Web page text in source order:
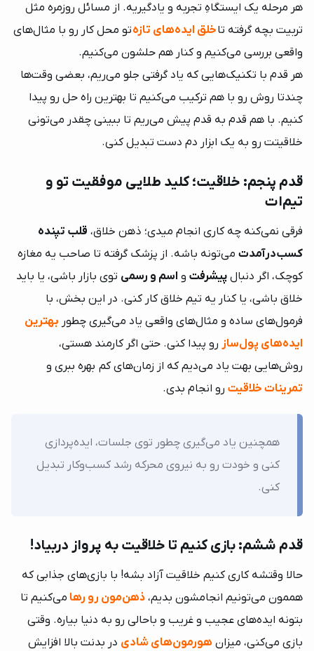
هر مرحله یک ایستگاهِ تجربه و یادگیریه. از مسائل روزمره مثل
تربیت بچه گرفته تاخلق ایده‌های تازهتو محل کار رو با مثال‌های
واقعی بررسی می‌کنیم و کنار هم حلشون می‌کنیم.
هر قدم با تکنیک‌هایی که یاد گرفتی جلو می‌ریم، بعضی وقت‌ها
چندتا روش رو با هم ترکیب می‌کنیم تا بهترین راه حل رو پیدا
کنیم. با هم قدم به قدم پیش می‌ریم تا ببینی چقدر می‌تونی
خلاقیتت رو به یک ابزار دم دست تبدیل کنی.
قدم پنجم: خلاقیت؛ کلید طلایی موفقیت تو و
تیم‌ات
فرقی نمی‌کنه چه کاری انجام میدی؛ ذهن خلاق، قلب تپنده
کسب‌درآمدت می‌تونه باشه. از پزشک گرفته تا صاحب یه مغازه
کوچک، اگر دنبال پیشرفت و اسم و رسمی توی بازار باشی، یا باید
خلاق باشی، یا کنار یه تیم خلاق کار کنی. در این بخش، با
فرمول‌های ساده و مثال‌های واقعی یاد می‌گیری چطور بهترین
ایده‌های پول‌ساز رو پیدا کنی. حتی اگر کارمند هستی،
روش‌هایی بهت یاد می‌دیم که از زمان‌های کم‌ بهره ببری و
تمرینات خلاقیت رو انجام بدی.
همچنین یاد می‌گیری چطور توی جلسات، ایده‌پردازی
کنی و خودت رو به نیروی محرکه رشد کسب‌وکار تبدیل
کنی.
قدم ششم: بازی کنیم تا خلاقیت به پرواز دربیاد!
حالا وقتشه کاری کنیم خلاقیت آزاد بشه! با بازی‌های جذابی که
هممون می‌تونیم انجامشون بدیم، ذهن‌مون رو رها می‌کنیم تا
بتونه ایده‌های عجیب و غریب و باحالی رو به دنیا بیاره. وقتی
بازی می‌کنی، میزان هورمون‌های شادی در بدنت بالا افزایش
ارتباط با پشتیبانی
کارشناسان دیدوگرام در سریع‌ترین زمان ممکن شما
را در تمامی مراحل خرید اقساطی راهنمایی می‌کنند.